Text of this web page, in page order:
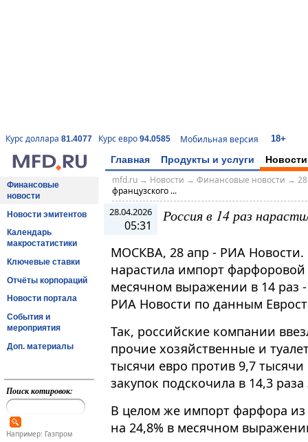
Курс доллара 81.4077 Курс евро 94.0585 Мобильная версия 18+
Главная Продукты и услуги Новости
Финансовые
новости
Новости эмитентов
Календарь
макростатистики
Ключевые ставки
Отчёты корпораций
Новости портала
События и
мероприятия
Доп. материалы
Поиск котировок:
Например: Газпром
mfd.ru→ Новости → Финансовые новости →
французского ...
28.04.2026
05:31
Россия в 14 раз
МОСКВА, 28 апр - РИА Новости.
нарастила импорт
месячном выражении в 14 раз
РИА Новости по данным
Так, российские компании
прочие хозяйственные и
тысячи евро против 9,7
закупок подскочила в 14,3
В целом же импорт фарфора из
на 24,8% в месячном